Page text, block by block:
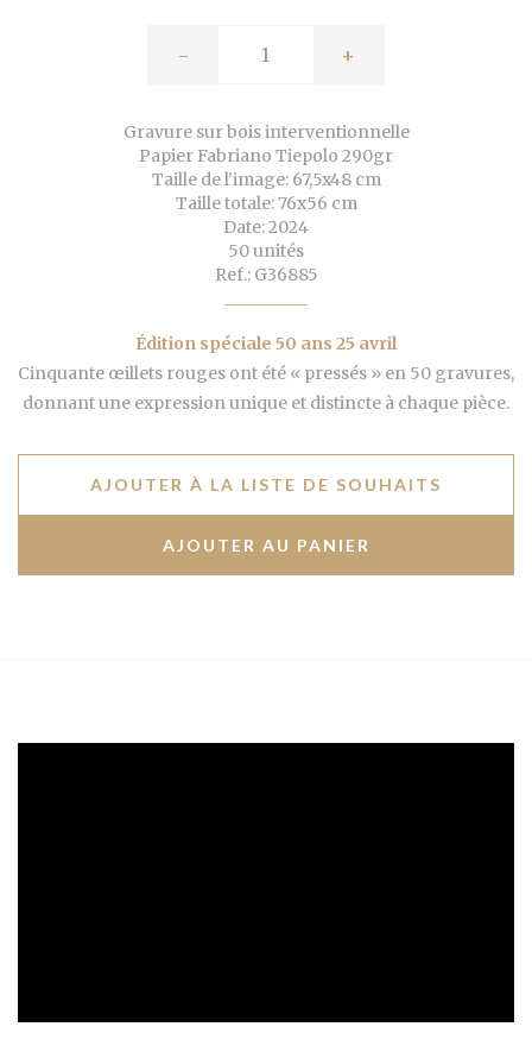
- +
Gravure sur bois interventionnelle
Papier Fabriano Tiepolo 290gr
Taille de l'image: 67,5x48 cm
Taille totale: 76x56 cm
Date: 2024
50 unités
Ref.: G36885
Édition spéciale 50 ans 25 avril
Cinquante œillets rouges ont été « pressés » en 50 gravures,
donnant une expression unique et distincte à chaque pièce.
AJOUTER À LA LISTE DE SOUHAITS